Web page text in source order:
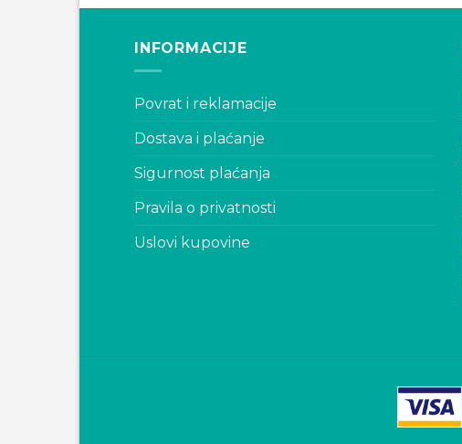
INFORMACIJE
Povrat i reklamacije
Dostava i plaćanje
Sigurnost plaćanja
Pravila o privatnosti
Uslovi kupovine